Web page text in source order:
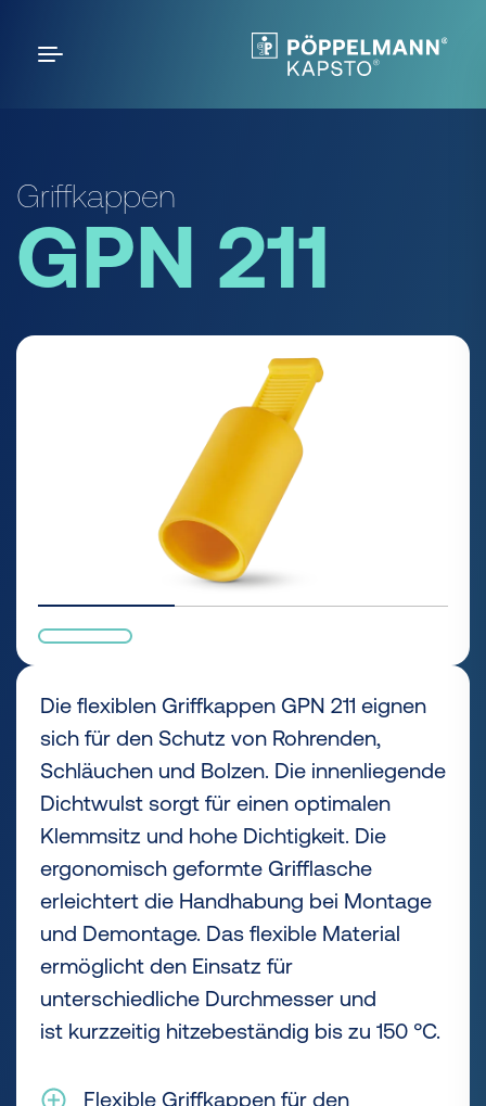
Griffkappen
GPN 211
Die flexiblen Griffkappen GPN 211 eignen
sich für den Schutz von Rohrenden,
Schläuchen und Bolzen. Die innenliegende
Dichtwulst sorgt für einen optimalen
Klemmsitz und hohe Dichtigkeit. Die
ergonomisch geformte Grifflasche
erleichtert die Handhabung bei Montage
und Demontage. Das flexible Material
ermöglicht den Einsatz für
unterschiedliche Durchmesser und
ist kurzzeitig hitzebeständig bis zu 150 °C.
Flexible Griffkappen für den